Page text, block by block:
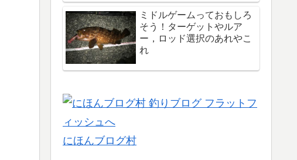
ミドルゲームっておもしろ
そう！ターゲットやルア
ー，ロッド選択のあれやこ
れ
にほんブログ村